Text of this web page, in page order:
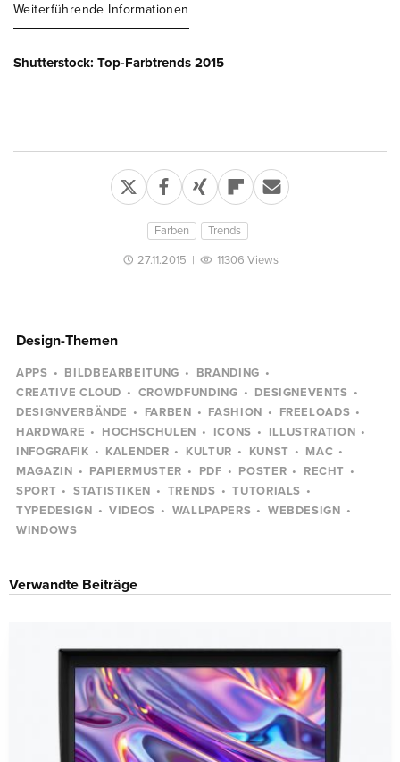
Weiterführende Informationen
Shutterstock: Top-Farbtrends 2015
Farben Trends
27.11.2015 | 11306 Views
Design-Themen
APPS BILDBEARBEITUNG
BRANDING
CREATIVE CLOUD
CROWDFUNDING
DESIGNEVENTS
DESIGNVERBÄNDE
FARBEN FASHION
FREELOADS
HARDWARE
HOCHSCHULEN ICONS
ILLUSTRATION
INFOGRAFIK
KALENDER KULTUR KUNST
MAC
MAGAZIN
PAPIERMUSTER PDF POSTER
RECHT
SPORT
STATISTIKEN TRENDS
TUTORIALS
TYPEDESIGN
VIDEOS WALLPAPERS
WEBDESIGN
WINDOWS
Verwandte Beiträge